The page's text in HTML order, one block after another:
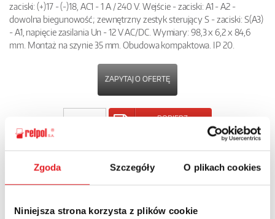
Zgoda Szczegóły O plikach cookies
Niniejsza strona korzysta z plików cookie
zaciski: (+)17 - (-)18, AC1 - 1 A / 240 V. Wejście - zaciski: A1 - A2 -
dowolna biegunowość; zewnętrzny zestyk sterujący S - zaciski: S(A3)
- A1, napięcie zasilania Un - 12 V AC/DC. Wymiary: 98,3 x 6,2 x 84,6
mm. Montaż na szynie 35 mm. Obudowa kompaktowa. IP 20.
ZAPYTAJ O OFERTĘ
POBIERZ
POWRÓT